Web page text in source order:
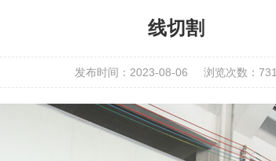
线切割
发布时间：2023-08-06 浏览次数：731